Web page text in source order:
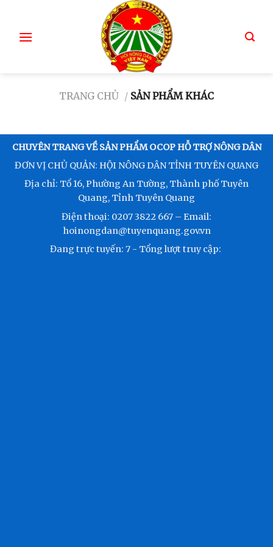
TRANG CHỦ / SẢN PHẨM KHÁC
CHUYÊN TRANG VỀ SẢN PHẨM OCOP HỖ TRỢ NÔNG DÂN
ĐƠN VỊ CHỦ QUẢN: HỘI NÔNG DÂN TỈNH TUYÊN QUANG
Địa chỉ: Tổ 16, Phường An Tường, Thành phố Tuyên
Quang, Tỉnh Tuyên Quang
Điện thoại: 0207 3822 667 – Email:
hoinongdan@tuyenquang.gov.vn
Đang trực tuyến: 7 - Tổng lượt truy cập: